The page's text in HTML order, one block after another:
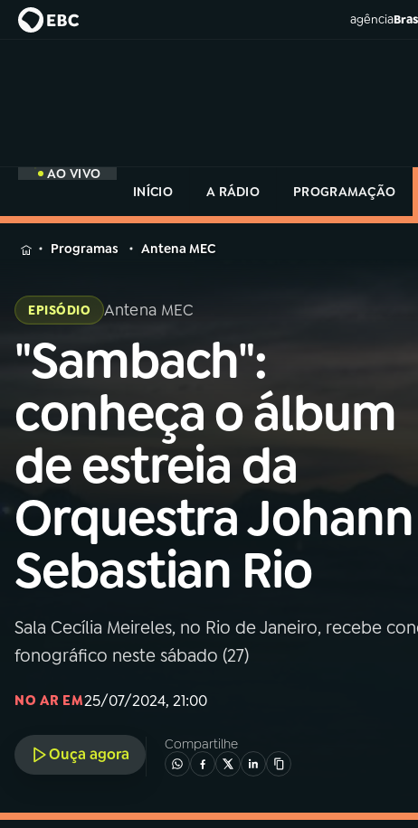
agência
AO VIVO
INÍCIO
A RÁDIO PROGRAMAÇÃO
MENU
Buscar
na
Rádio
MEC
Início AO VIVO
01 INÍCIO
02A RÁDIO
03 PROGRAMAÇÃO
04PROGRAMAS
05 PODCASTS
06VIDEOCASTS
07ÚLTIMAS
na
Rádio
Programas Antena MEC
EPISÓDIO Antena MEC
"Sambach":
conheça o álbum
de estreia da
Orquestra Johann
Sebastian Rio
Sala Cecília Meireles, no Rio de Janeiro, recebe
fonográfico neste sábado (27)
NO AR EM25/07/2024, 21:00
Ouça agora
Compartilhe